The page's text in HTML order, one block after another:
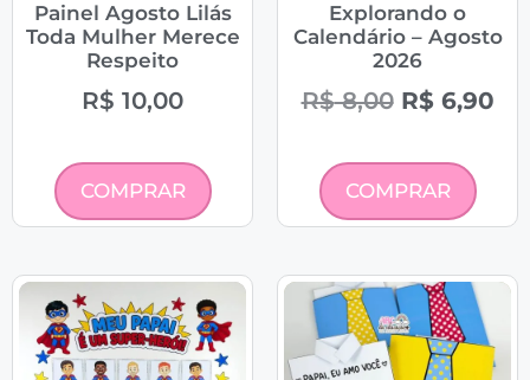
Painel Agosto Lilás
Toda Mulher Merece
Respeito
R$ 10,00
COMPRAR
Explorando o
Calendário – Agosto
2026
R$8,00 R$6,90
COMPRAR